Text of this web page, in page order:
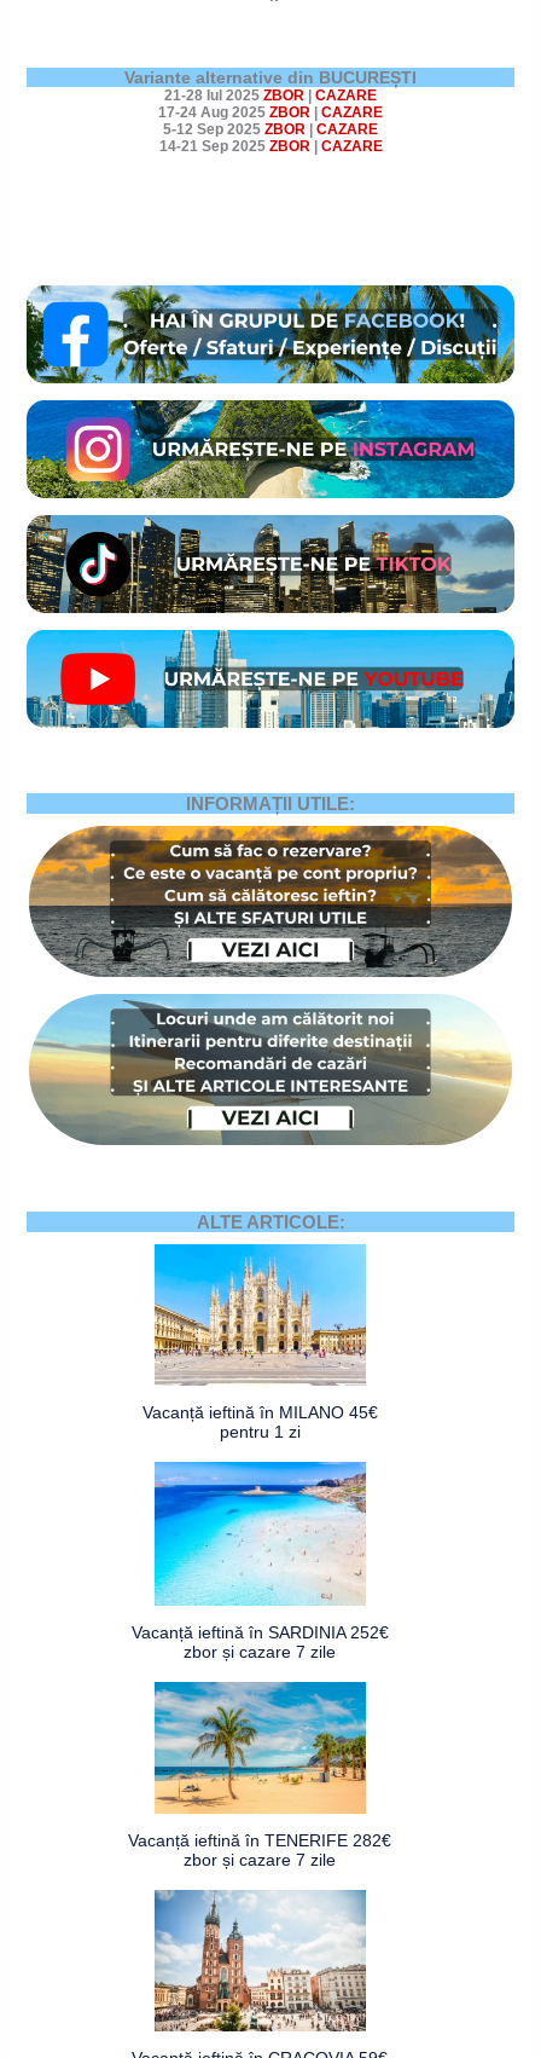
Variante alternative din BUCUREȘTI
21-28 Iul 2025 ZBOR | CAZARE
17-24 Aug 2025 ZBOR | CAZARE
5-12 Sep 2025 ZBOR | CAZARE
14-21 Sep 2025 ZBOR | CAZARE
INFORMAȚII UTILE:
ALTE ARTICOLE:
Vacanță ieftină în MILANO 45€
pentru 1 zi
Vacanță ieftină în SARDINIA 252€
zbor și cazare 7 zile
Vacanță ieftină în TENERIFE 282€
zbor și cazare 7 zile